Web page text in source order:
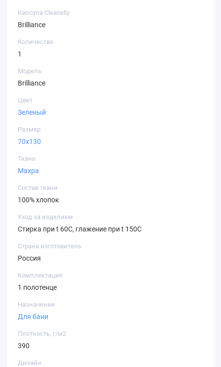
Капсула Cleanelly
Brilliance
Количество
1
Модель
Brilliance
Цвет
Зеленый
Размер
70х130
Ткань
Махра
Состав ткани
100% хлопок
Уход за изделием
Стирка при t 60С, глажение при t 150С
Страна изготовитель
Россия
Комплектация
1 полотенце
Назначение
Для бани
Плотность, г/м2
390
Дизайн